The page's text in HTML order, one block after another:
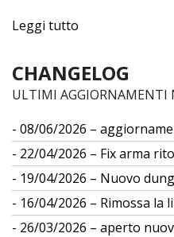
Leggi tutto
CHANGELOG
ULTIMI AGGIORNAMENTI
08/06/2026 –
22/04/2026 – Fix arma
19/04/2026 – Nuovo
16/04/2026 – Rimossa la
26/03/2026 – aperto